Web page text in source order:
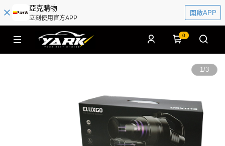
亞克購物
立刻使用官方APP
開啟APP
0
1/3